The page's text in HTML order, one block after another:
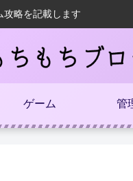
攻略を記載します
ゲーム 管